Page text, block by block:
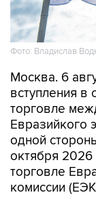
Фото: Владислав
Москва. 6
вступления в
торговле
Евразийкого
одной
октября
торговле
комиссии